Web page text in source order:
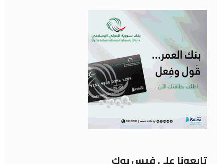
تابعونا على فيس بوك